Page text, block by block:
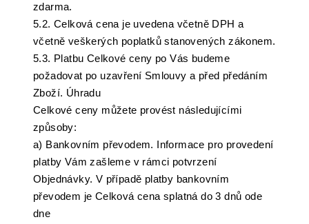
zdarma.
5.2. Celková cena je uvedena včetně DPH a
včetně veškerých poplatků stanovených zákonem.
5.3. Platbu Celkové ceny po Vás budeme
požadovat po uzavření Smlouvy a před předáním
Zboží. Úhradu
Celkové ceny můžete provést následujícími
způsoby:
a) Bankovním převodem. Informace pro provedení
platby Vám zašleme v rámci potvrzení
Objednávky. V případě platby bankovním
převodem je Celková cena splatná do 3 dnů ode
dne